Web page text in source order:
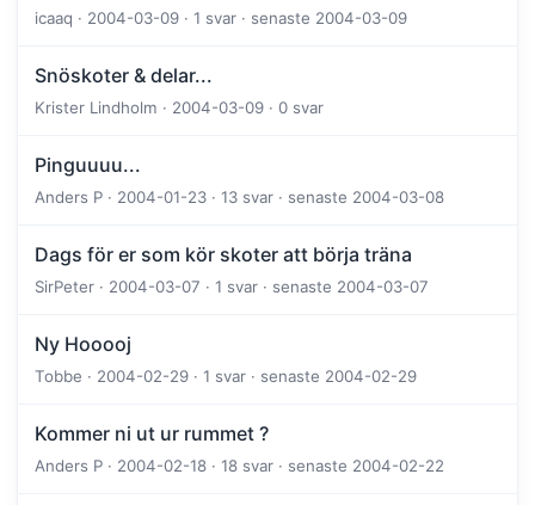
icaaq · 2004-03-09 · 1 svar · senaste 2004-03-09
Snöskoter & delar...
Krister Lindholm · 2004-03-09 · 0 svar
Pinguuuu...
Anders P · 2004-01-23 · 13 svar · senaste 2004-03-08
Dags för er som kör skoter att börja träna
SirPeter · 2004-03-07 · 1 svar · senaste 2004-03-07
Ny Hooooj
Tobbe · 2004-02-29 · 1 svar · senaste 2004-02-29
Kommer ni ut ur rummet ?
Anders P · 2004-02-18 · 18 svar · senaste 2004-02-22